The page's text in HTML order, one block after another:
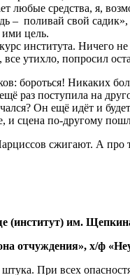
любые средства, я,
– поливай свой
ими цель.
института. Ничего не
утихло, попросил
бороться! Никаких
раз поступила на
Он ещё идёт и
и сцена по-другому
сжигают. А про
(институт) им.
отчуждения», х/ф
штука. При всех